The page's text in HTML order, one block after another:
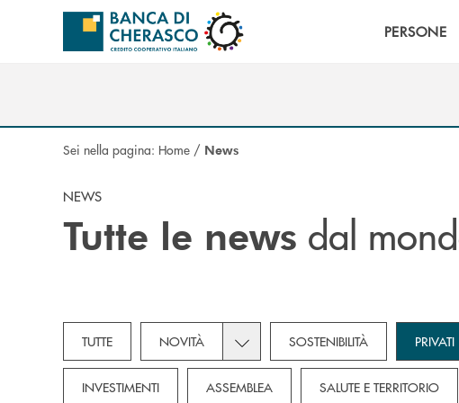
Salta al contenuto principale
PERSONE
Sei nella pagina: Home / News
NEWS
Tutte le news dal
TUTTE NOVITÀ Toggle subcategories dropdown for
SOSTENIBILITÀ PRIVATI
INVESTIMENTI ASSEMBLEA SALUTE E TERRITORIO